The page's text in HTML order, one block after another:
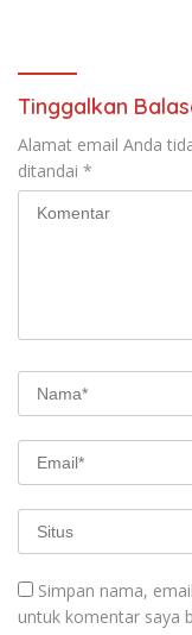
Tinggalkan
Alamat email Anda
ditandai *
Simpan nama,
untuk komentar saya